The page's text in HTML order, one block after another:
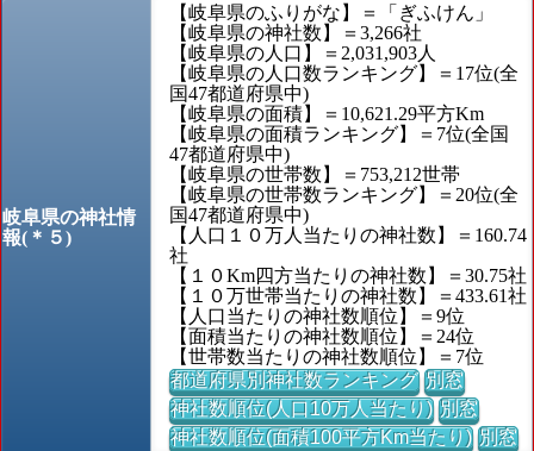
岐阜県の神社情
報(＊５)
【岐阜県のふりがな】＝「ぎふけん」
【岐阜県の神社数】＝3,266社
【岐阜県の人口】＝2,031,903人
【岐阜県の人口数ランキング】＝17位(全
国47都道府県中)
【岐阜県の面積】＝10,621.29平方Km
【岐阜県の面積ランキング】＝7位(全国
47都道府県中)
【岐阜県の世帯数】＝753,212世帯
【岐阜県の世帯数ランキング】＝20位(全
国47都道府県中)
【人口１０万人当たりの神社数】＝160.74
社
【１０Km四方当たりの神社数】＝30.75社
【１０万世帯当たりの神社数】＝433.61社
【人口当たりの神社数順位】＝9位
【面積当たりの神社数順位】＝24位
【世帯数当たりの神社数順位】＝7位
都道府県別神社数ランキング 別窓
神社数順位(人口10万人当たり) 別窓
神社数順位(面積100平方Km当たり) 別窓